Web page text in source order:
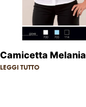
Camicetta Melania
LEGGI TUTTO